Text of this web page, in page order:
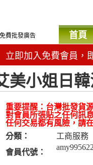
免費批發廣告 首頁
立即加入免費會員，
美小姐日
重要提醒：台灣批發貨
對會員所張貼之任何訊
任何交易都有風險，請
分類：
工商服務
會員代號：